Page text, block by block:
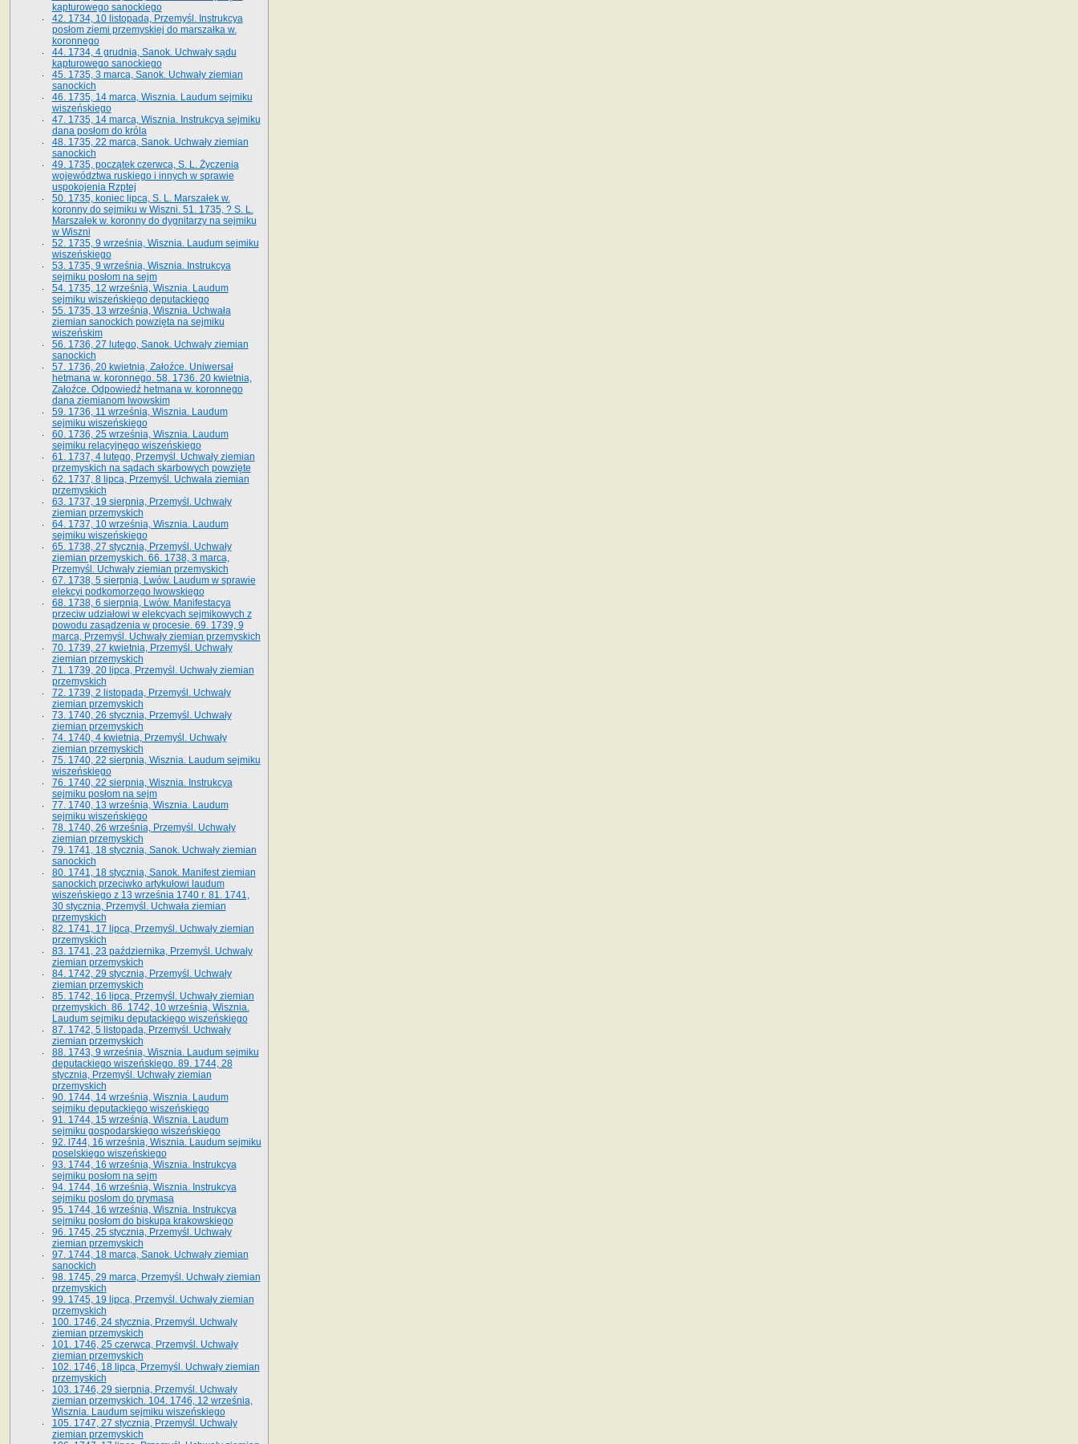
kapturowego sanockiego
42. 1734, 10 listopada, Przemyśl. Instrukcya
posłom ziemi przemyskiej do marszałka w.
koronnego
44. 1734, 4 grudnia, Sanok. Uchwały sądu
kapturowego sanockiego
45. 1735, 3 marca, Sanok. Uchwały ziemian
sanockich
46. 1735, 14 marca, Wisznia. Laudum sejmiku
wiszeńskiego
47. 1735, 14 marca, Wisznia. Instrukcya sejmiku
dana posłom do króla
48. 1735, 22 marca, Sanok. Uchwały ziemian
sanockich
49. 1735, początek czerwca, S. L. Życzenia
województwa ruskiego i innych w sprawie
uspokojenia Rzptej
50. 1735, koniec lipca, S. L. Marszałek w.
koronny do sejmiku w Wiszni. 51. 1735, ? S. L.
Marszałek w. koronny do dygnitarzy na sejmiku
w Wiszni
52. 1735, 9 września, Wisznia. Laudum sejmiku
wiszeńskiego
53. 1735, 9 września, Wisznia. Instrukcya
sejmiku posłom na sejm
54. 1735, 12 września, Wisznia. Laudum
sejmiku wiszeńskiego deputackiego
55. 1735, 13 września, Wisznia. Uchwała
ziemian sanockich powzięta na sejmiku
wiszeńskim
56. 1736, 27 lutego, Sanok. Uchwały ziemian
sanockich
57. 1736, 20 kwietnia, Załoźce. Uniwersał
hetmana w. koronnego. 58. 1736. 20 kwietnia,
Załoźce. Odpowiedź hetmana w. koronnego
dana ziemianom lwowskim
59. 1736, 11 września, Wisznia. Laudum
sejmiku wiszeńskiego
60. 1736, 25 września, Wisznia. Laudum
sejmiku relacyjnego wiszeńskiego
61. 1737, 4 lutego, Przemyśl. Uchwały ziemian
przemyskich na sądach skarbowych powzięte
62. 1737, 8 lipca, Przemyśl. Uchwała ziemian
przemyskich
63. 1737, 19 sierpnia, Przemyśl. Uchwały
ziemian przemyskich
64. 1737, 10 września, Wisznia. Laudum
sejmiku wiszeńskiego
65. 1738, 27 stycznia, Przemyśl. Uchwały
ziemian przemyskich­­. 66. 1738, 3 marca,
Przemyśl. Uchwały ziemian przemyskich­
67. 1738, 5 sierpnia, Lwów. Laudum w sprawie
elekcyi podkomorzego lwowskiego
68. 1738, 6 sierpnia, Lwów. Manifestacya
przeciw udziałowi w elekcyach sejmikowych z
powodu zasądzenia w procesie. 69. 1739, 9
marca, Przemyśl. Uchwały ziemian przemyskich
70. 1739, 27 kwietnia, Przemyśl. Uchwały
ziemian przemyskich
71. 1739, 20 lipca, Przemyśl. Uchwały ziemian
przemyskich
72. 1739, 2 listopada, Przemyśl. Uchwały
ziemian przemyskich
73. 1740, 26 stycznia, Przemyśl. Uchwały
ziemian przemyskich
74. 1740, 4 kwietnia, Przemyśl. Uchwały
ziemian przemyskich
75. 1740, 22 sierpnia, Wisznia. Laudum sejmiku
wiszeńskiego
76. 1740, 22 sierpnia, Wisznia. Instrukcya
sejmiku posłom na sejm
77. 1740, 13 września, Wisznia. Laudum
sejmiku wiszeńskiego
78. 1740, 26 września, Przemyśl. Uchwały
ziemian przemyskich
79. 1741, 18 stycznia, Sanok. Uchwały ziemian
sanockich
80. 1741, 18 stycznia, Sanok. Manifest ziemian
sanockich przeciwko artykułowi laudum
wiszeńskiego z 13 wrze­śnia 1740 r. 81. 1741,
30 stycznia, Przemyśl. Uchwała ziemian
przemyskich
82. 1741, 17 lipca, Przemyśl. Uchwały ziemian
przemyskich
83. 1741, 23 października, Przemyśl. Uchwały
ziemian przemyskich
84. 1742, 29 stycznia, Przemyśl. Uchwały
ziemian przemyskich
85. 1742, 16 lipca, Przemyśl. Uchwały ziemian
przemyskich. 86. 1742, 10 września, Wisznia.
Laudum sejmiku deputackiego wiszeńskiego
87. 1742, 5 listopada, Przemyśl. Uchwały
ziemian przemyskich
88. 1743, 9 września, Wisznia. Laudum sejmiku
deputackiego wiszeńskiego. 89. 1744, 28
stycznia, Przemyśl. Uchwały ziemian
przemyskich
90. 1744, 14 września, Wisznia. Laudum
sejmiku deputackiego wiszeńskiego
91. 1744, 15 września, Wisznia. Laudum
sejmiku gospodarskiego wiszeńskiego
92. l744, 16 września, Wisznia. Laudum sejmiku
poselskiego wiszeńskiego
93. 1744, 16 września, Wisznia. Instrukcya
sejmiku posłom na sejm
94. 1744, 16 września, Wisznia. Instrukcya
sejmiku posłom do prymasa
95. 1744, 16 września, Wisznia. Instrukcya
sejmiku posłom do biskupa krakowskiego
96. 1745, 25 stycznia, Przemyśl. Uchwały
ziemian przemyskich
97. 1744, 18 marca, Sanok. Uchwały ziemian
sanockich
98. 1745, 29 marca, Przemyśl. Uchwały ziemian
przemyskich
99. 1745, 19 lipca, Przemyśl. Uchwały ziemian
przemyskich
100. 1746, 24 stycznia, Przemyśl. Uchwały
ziemian przemyskich
101. 1746, 25 czerwca, Przemyśl. Uchwały
ziemian przemyskich
102. 1746, 18 lipca, Przemyśl. Uchwały ziemian
przemyskich
103. 1746, 29 sierpnia, Przemyśl. Uchwały
ziemian przemyskich. 104. 1746, 12 września,
Wisznia. Laudum sejmiku wiszeńskiego
105. 1747, 27 stycznia, Przemyśl. Uchwały
ziemian przemyskich